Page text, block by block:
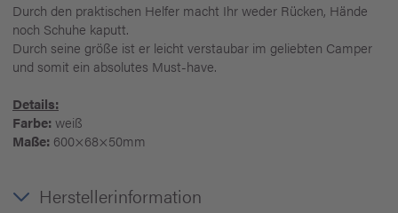
Durch den praktischen Helfer macht Ihr weder Rücken, Hände
noch Schuhe kaputt.
Durch seine größe ist er leicht verstaubar im geliebten Camper
und somit ein absolutes Must-have.
Details:
Farbe: weiß
Maße: 600×68×50mm
Herstellerinformation